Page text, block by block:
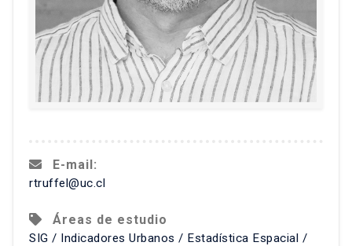
E-mail:
rtruffel@uc.cl
Áreas de estudio
SIG / Indicadores Urbanos / Estadística Espacial /